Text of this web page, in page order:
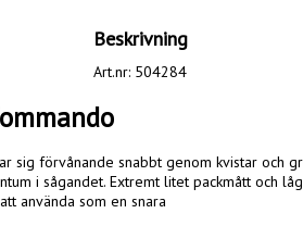
Beskrivning
Art.nr: 504284
sig förvånande snabbt genom kvistar och
i sågandet. Extremt litet packmått och
använda som en snara